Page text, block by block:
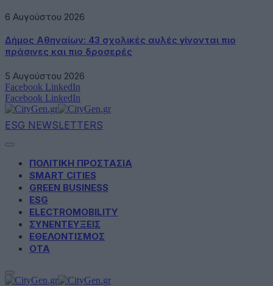
6 Αυγούστου 2026
Δήμος Αθηναίων: 43 σχολικές αυλές γίνονται πιο
πράσινες και πιο δροσερές
5 Αυγούστου 2026
Facebook LinkedIn
Facebook LinkedIn
ESG NEWSLETTERS
ΠΟΛΙΤΙΚΗ ΠΡΟΣΤΑΣΙΑ
SMART CITIES
GREEN BUSINESS
ESG
ELECTROMOBILITY
ΣΥΝΕΝΤΕΥΞΕΙΣ
ΕΘΕΛΟΝΤΙΣΜΟΣ
ΟΤΑ